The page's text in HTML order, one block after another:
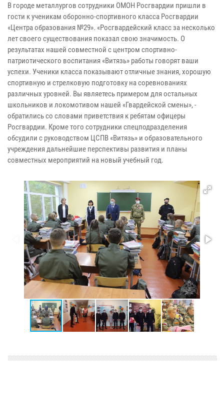
В городе металлургов сотрудники ОМОН Росгвардии пришли в
гости к ученикам оборонно-спортивного класса Росгвардии
«Центра образования №29». «Росгвардейский класс за несколько
лет своего существования показал свою значимость. О
результатах нашей совместной с центром спортивно-
патриотического воспитания «Витязь» работы говорят ваши
успехи. Ученики класса показывают отличные знания, хорошую
спортивную и стрелковую подготовку на соревнованиях
различных уровней. Вы являетесь примером для остальных
школьников и локомотивом нашей «Гвардейской смены», -
обратились со словами приветствия к ребятам офицеры
Росгвардии. Кроме того сотрудники спецподразделения
обсудили с руководством ЦСПВ «Витязь» и образовательного
учреждения дальнейшие перспективы развития и планы
совместных мероприятий на новый учебный год.